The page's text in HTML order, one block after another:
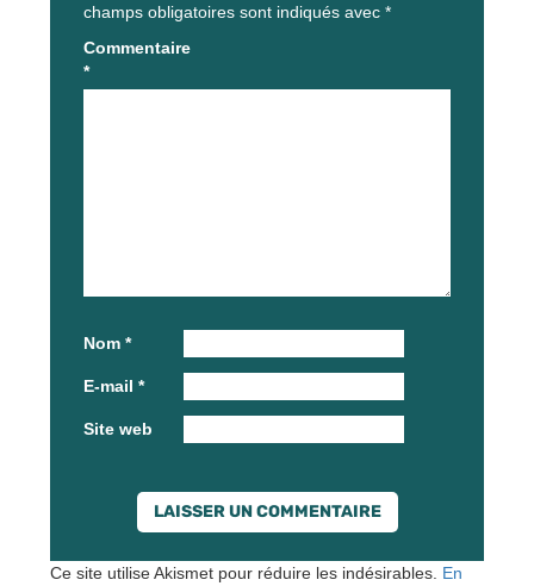
champs obligatoires sont indiqués avec *
Commentaire
*
Nom *
E-mail *
Site web
Ce site utilise Akismet pour réduire les indésirables. En